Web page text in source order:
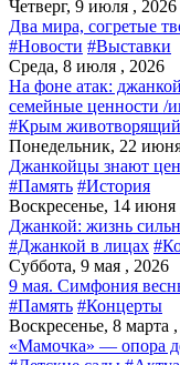
Четверг, 9 июля , 2026
Два мира, согретые
#Новости #Выставки
Среда, 8 июля , 2026
На фоне атак:
семейные ценности /
#Крым животворящий
Понедельник, 22
Джанкойцы знают
#Память #История
Воскресенье, 14 июня
Джанкой: жизнь
#Джанкой в лицах
Суббота, 9 мая , 2026
9 мая. Симфония
#Память #Концерты
Воскресенье, 8 марта
«Мамочка» — опора